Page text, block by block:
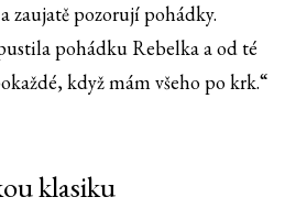
zaujatě pozorují pohádky.
pohádku Rebelka a od té
když mám všeho po krk.“
klasiku